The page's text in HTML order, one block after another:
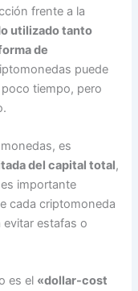
frente a la
utilizado tanto
de
puede
tiempo, pero
es
del capital total,
importante
cada criptomoneda
estafas o
es el «dollar-cost